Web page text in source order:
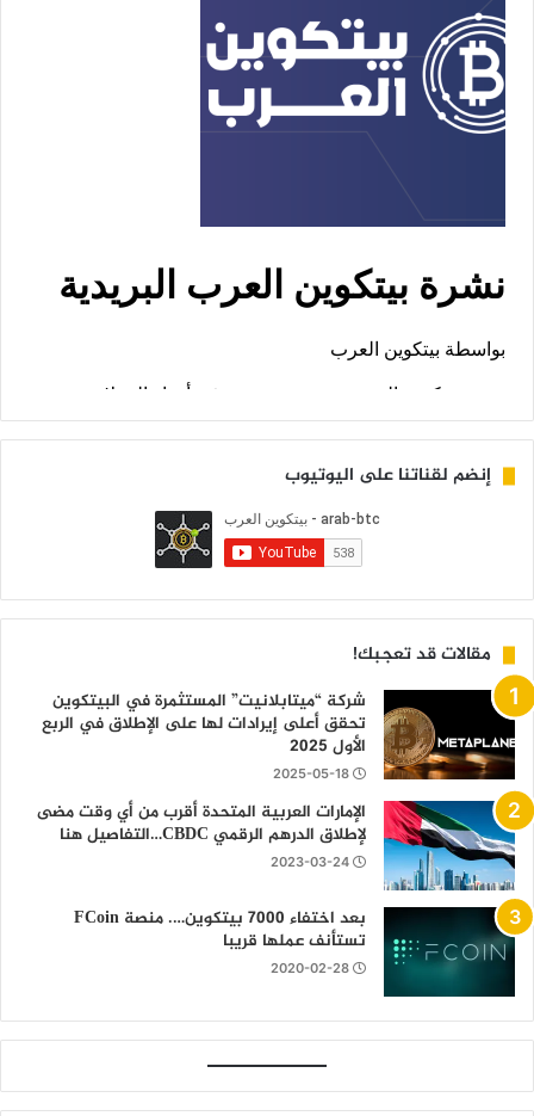
إنضم لقناتنا على اليوتيوب
مقالات قد تعجبك!
شركة “ميتابلانيت” المستثمرة في البيتكوين
تحقق أعلى إيرادات لها على الإطلاق في الربع
الأول 2025
2025-05-18
الإمارات العربية المتحدة أقرب من أي وقت مضى
لإطلاق الدرهم الرقمي CBDC…التفاصيل هنا
2023-03-24
بعد اختفاء 7000 بيتكوين…. منصة FCoin
تستأنف عملها قريبا
2020-02-28